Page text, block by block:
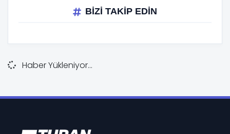
BİZİ TAKİP EDİN
Haber Yükleniyor...